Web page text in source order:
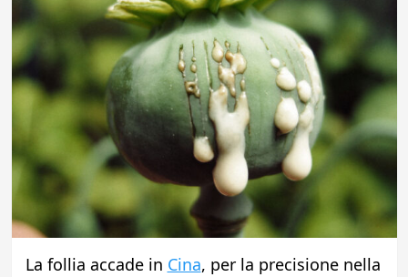
La follia accade in Cina, per la precisione nella